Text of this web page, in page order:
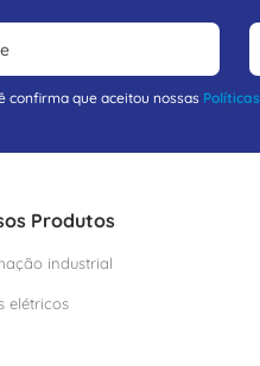
confirma que aceitou nossas
Produtos
industrial
elétricos